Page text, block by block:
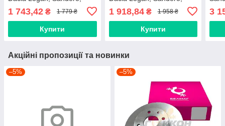
1 743,42 ₴ 1 779 ₴
Купити
(HD8256)
1 918,84₴ 1 958 ₴
Купити
3
Акційні пропозиції та новинки
–5% –5%